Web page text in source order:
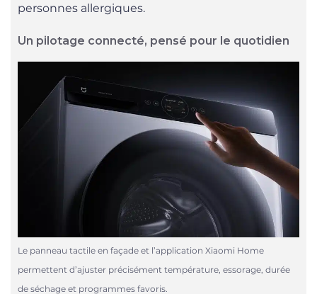
personnes allergiques.
Un pilotage connecté, pensé pour le quotidien
Le panneau tactile en façade et l’application Xiaomi Home
permettent d’ajuster précisément température, essorage, durée
de séchage et programmes favoris.